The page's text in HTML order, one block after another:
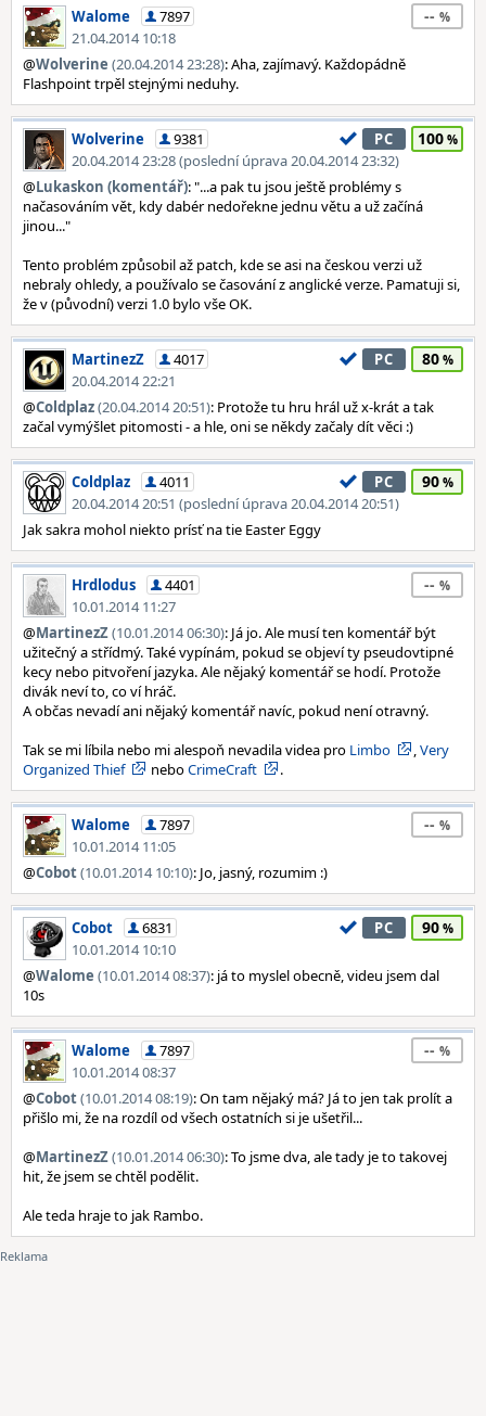
Walome
7897
21.04.2014 10:18
--
@Wolverine (20.04.2014 23:28): Aha, zajímavý. Každopádně
Flashpoint trpěl stejnými neduhy.
Wolverine
9381
20.04.2014 23:28 (poslední úprava 20.04.2014 23:32)
PC 100
@Lukaskon (komentář): "...a pak tu jsou ještě problémy s
načasováním vět, kdy dabér nedořekne jednu větu a už začíná
jinou..."
Tento problém způsobil až patch, kde se asi na českou verzi už
nebraly ohledy, a používalo se časování z anglické verze. Pamatuji si,
že v (původní) verzi 1.0 bylo vše OK.
MartinezZ
4017
20.04.2014 22:21
PC 80
@Coldplaz(20.04.2014 20:51): Protože tu hru hrál už x-krát a tak
začal vymýšlet pitomosti - a hle, oni se někdy začaly dít věci :)
Coldplaz
4011
20.04.2014 20:51 (poslední úprava 20.04.2014 20:51)
PC 90
Jak sakra mohol niekto prísť na tie Easter Eggy
Hrdlodus
4401
10.01.2014 11:27
--
@MartinezZ(10.01.2014 06:30): Já jo. Ale musí ten komentář být
užitečný a střídmý. Také vypínám, pokud se objeví ty pseudovtipné
kecy nebo pitvoření jazyka. Ale nějaký komentář se hodí. Protože
divák neví to, co ví hráč.
A občas nevadí ani nějaký komentář navíc, pokud není otravný.
Tak se mi líbila nebo mi alespoň nevadila videa pro Limbo ,Very
Organized Thief
neboCrimeCraft .
Walome
7897
10.01.2014 11:05
--
@Cobot(10.01.2014 10:10): Jo, jasný, rozumim :)
Cobot
6831
10.01.2014 10:10
PC 90
@Walome (10.01.2014 08:37): já to myslel obecně, videu jsem dal
10s
Walome
7897
10.01.2014 08:37
--
@Cobot(10.01.2014 08:19): On tam nějaký má? Já to jen tak prolít a
přišlo mi, že na rozdíl od všech ostatních si je ušetřil...
@MartinezZ(10.01.2014 06:30): To jsme dva, ale tady je to takovej
hit, že jsem se chtěl podělit.
Ale teda hraje to jak Rambo.